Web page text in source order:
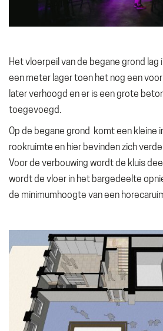
Het vloerpeil van de begane grond lag
een meter lager toen het nog een
later verhoogd en er is een grote
toegevoegd.
Op de begane grond komt een kleine
rookruimte en hier bevinden zich
Voor de verbouwing wordt de kluis
wordt de vloer in het bargedeelte
de minimumhoogte van een